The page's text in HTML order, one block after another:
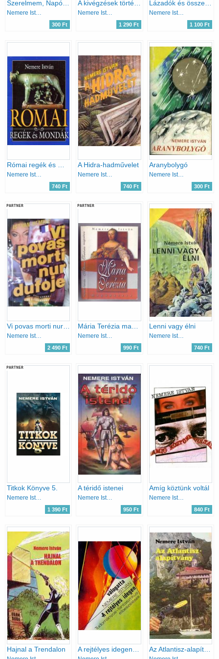
Nemere István
300 Ft
Nemere István
1 290 Ft
Lázadók és összeesküvők a magyar történelemben
Nemere István
1 100 Ft
Nemere István
740 Ft
A Hidra-hadművelet
Nemere István
740 Ft
Aranybolygó
Nemere István
300 Ft
PARTNER
Vi povas morti nur dufoje
Nemere István
2 490 Ft
PARTNER
Mária Terézia magánélete
Nemere István
990 Ft
Lenni vagy élni
Nemere István
740 Ft
PARTNER
Titkok Könyve 5.
Nemere István
1 390 Ft
A téridő istenei
Nemere István
950 Ft
Amíg köztünk voltál
Nemere István
840 Ft
Hajnal a Trendalon A rejtélyes idegen - Tudományos-fantasztikus elbeszélések Az Atlantisz-alapítvány